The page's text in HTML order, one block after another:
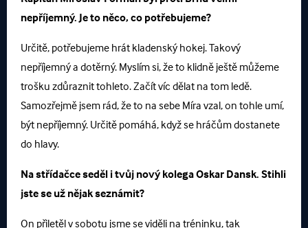
nepříjemný. Je to něco, co potřebujeme?
Určitě, potřebujeme hrát kladenský hokej. Takový
nepříjemný a dotěrný. Myslím si, že to klidně ještě můžeme
trošku zdůraznit tohleto. Začít víc dělat na tom ledě.
Samozřejmě jsem rád, že to na sebe Míra vzal, on tohle umí,
být nepříjemný. Určitě pomáhá, když se hráčům dostanete
do hlavy.
Na střídačce seděl i tvůj nový kolega Oskar Dansk. Stihli
jste se už nějak seznámit?
On přiletěl v sobotu jsme se viděli na tréninku, tak